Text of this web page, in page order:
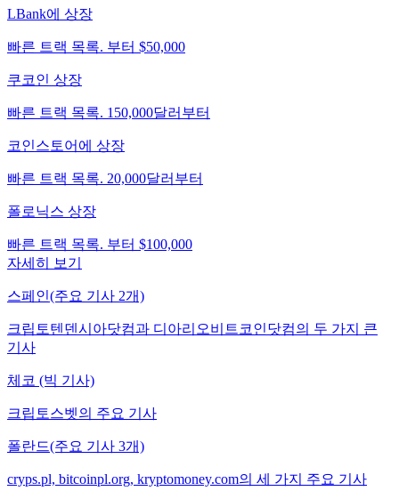
LBank에 상장
빠른 트랙 목록. 부터 $50,000
쿠코인 상장
빠른 트랙 목록. 150,000달러부터
코인스토어에 상장
빠른 트랙 목록. 20,000달러부터
폴로닉스 상장
빠른 트랙 목록. 부터 $100,000
자세히 보기
스페인(주요 기사 2개)
크립토텐덴시아닷컴과 디아리오비트코인닷컴의 두 가지 큰
기사
체코 (빅 기사)
크립토스벳의 주요 기사
폴란드(주요 기사 3개)
cryps.pl, bitcoinpl.org, kryptomoney.com의 세 가지 주요 기사